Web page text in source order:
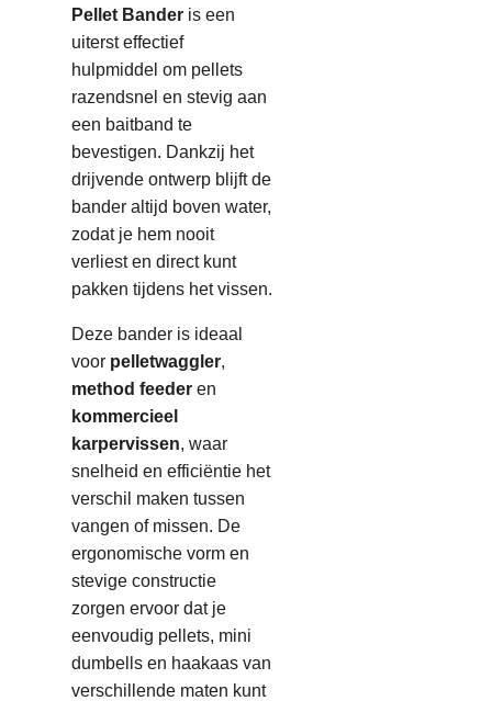
Pellet Bander is een
uiterst effectief
hulpmiddel om pellets
razendsnel en stevig aan
een baitband te
bevestigen. Dankzij het
drijvende ontwerp blijft de
bander altijd boven water,
zodat je hem nooit
verliest en direct kunt
pakken tijdens het vissen.
Deze bander is ideaal
voor pelletwaggler,
method feeder en
kommercieel
karpervissen, waar
snelheid en efficiëntie het
verschil maken tussen
vangen of missen. De
ergonomische vorm en
stevige constructie
zorgen ervoor dat je
eenvoudig pellets, mini
dumbells en haakaas van
verschillende maten kunt